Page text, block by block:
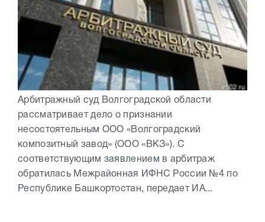
Арбитражный суд Волгоградской области
рассматривает дело о признании
несостоятельным ООО «Волгоградский
композитный завод» (ООО «ВКЗ»). С
соответствующим заявлением в арбитраж
обратилась Межрайонная ИФНС России №4 по
Республике Башкортостан, передает ИА...